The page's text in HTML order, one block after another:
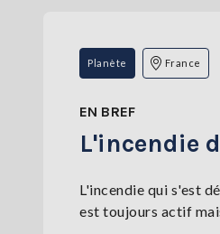
Planète France
EN BREF
L'incendie
L'incendie qui s'est
est toujours actif